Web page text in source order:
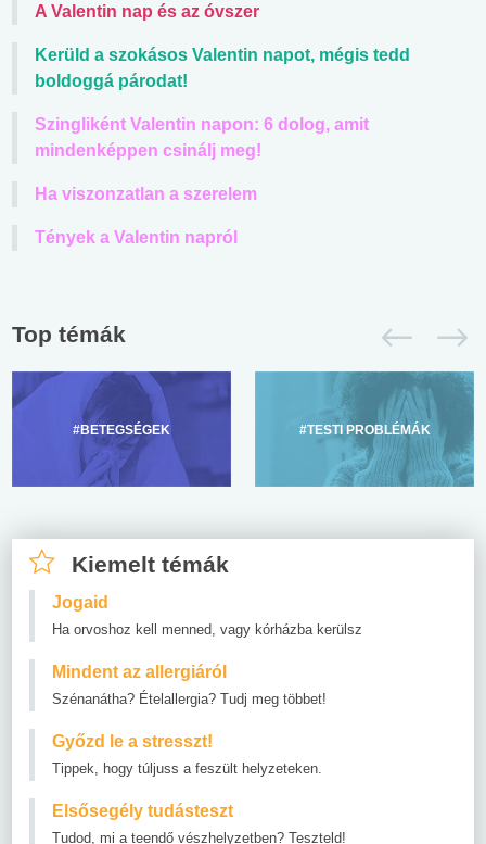
A Valentin nap és az óvszer
Kerüld a szokásos Valentin napot, mégis tedd
boldoggá párodat!
Szingliként Valentin napon: 6 dolog, amit
mindenképpen csinálj meg!
Ha viszonzatlan a szerelem
Tények a Valentin napról
Top témák
#BETEGSÉGEK #TESTI PROBLÉMÁK
Kiemelt témák
Jogaid
Ha orvoshoz kell menned, vagy kórházba kerülsz
Mindent az allergiáról
Szénanátha? Ételallergia? Tudj meg többet!
Győzd le a stresszt!
Tippek, hogy túljuss a feszült helyzeteken.
Elsősegély tudásteszt
Tudod, mi a teendő vészhelyzetben? Teszteld!